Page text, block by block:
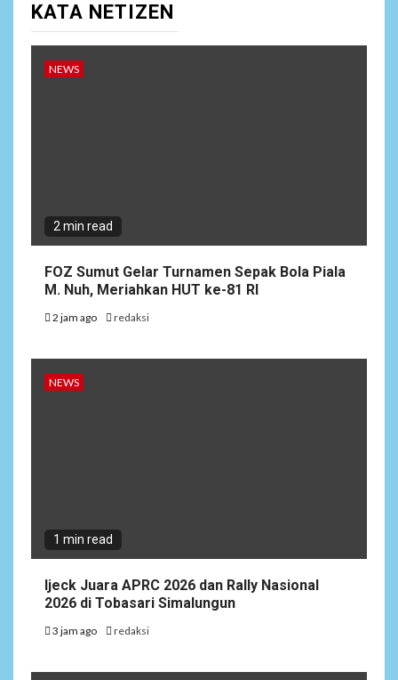
KATA NETIZEN
NEWS
2 min read
FOZ Sumut Gelar Turnamen Sepak Bola Piala
M. Nuh, Meriahkan HUT ke-81 RI
2 jam ago redaksi
NEWS
1 min read
Ijeck Juara APRC 2026 dan Rally Nasional
2026 di Tobasari Simalungun
3 jam ago redaksi